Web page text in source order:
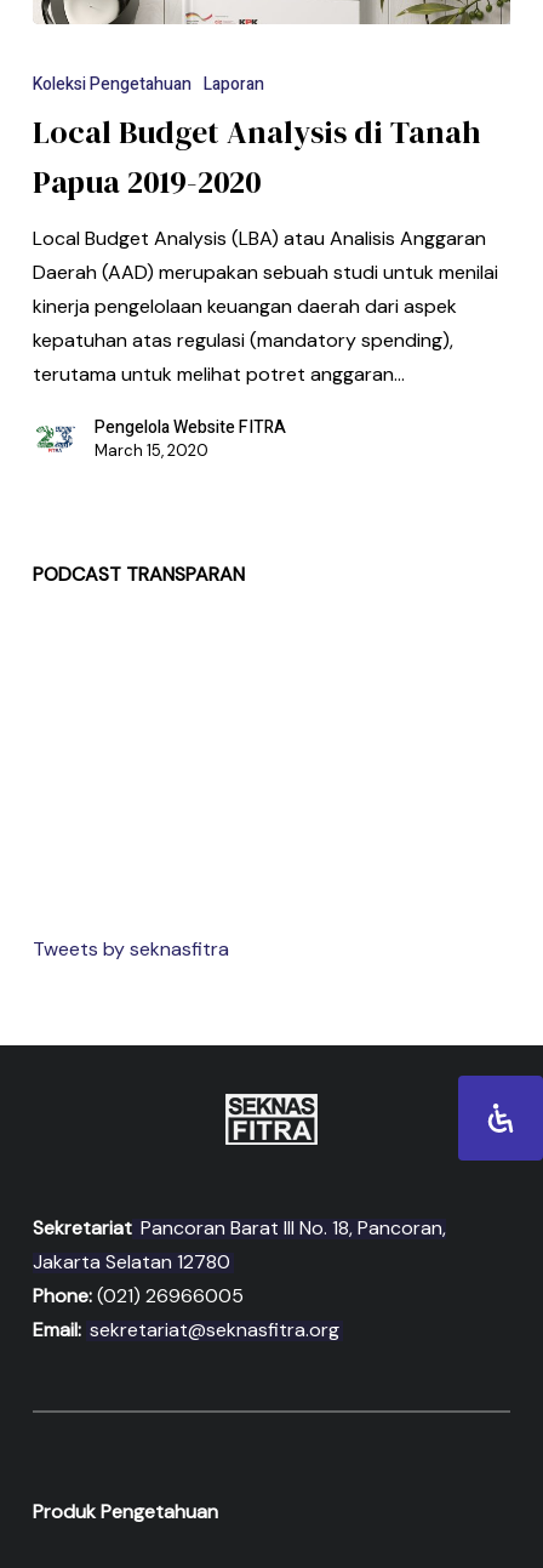
Koleksi Pengetahuan Laporan
Local Budget Analysis di Tanah
Papua 2019-2020
Local Budget Analysis (LBA) atau Analisis Anggaran
Daerah (AAD) merupakan sebuah studi untuk menilai
kinerja pengelolaan keuangan daerah dari aspek
kepatuhan atas regulasi (mandatory spending),
terutama untuk melihat potret anggaran…
Pengelola Website FITRA
March 15, 2020
PODCAST TRANSPARAN
Tweets by seknasfitra
Sekretariat Pancoran Barat III No. 18, Pancoran,
Jakarta Selatan 12780
Phone:(021) 26966005
Email: sekretariat@seknasfitra.org
Produk Pengetahuan